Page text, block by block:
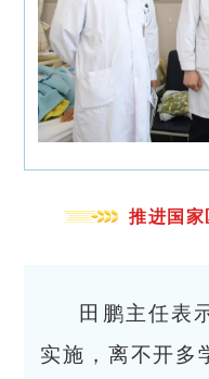
推进国
田鹏主任表
实施，离不开多